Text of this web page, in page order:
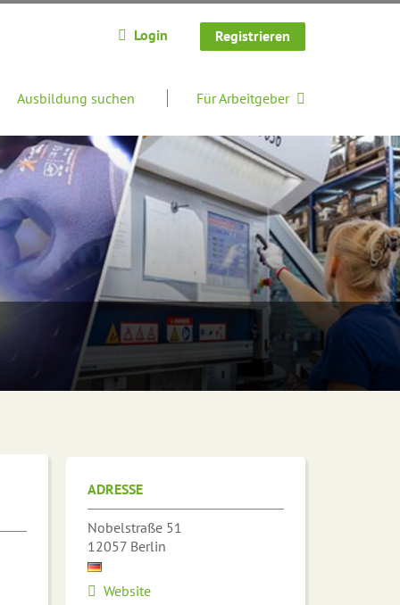
Login Registrieren
Ausbildung suchen Für Arbeitgeber
ADRESSE
Nobelstraße 51
12057 Berlin
Website